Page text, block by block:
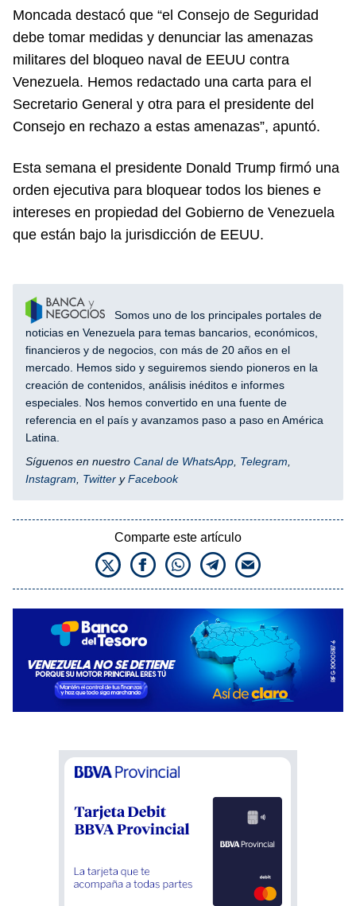
Moncada destacó que “el Consejo de Seguridad
debe tomar medidas y denunciar las amenazas
militares del bloqueo naval de EEUU contra
Venezuela. Hemos redactado una carta para el
Secretario General y otra para el presidente del
Consejo en rechazo a estas amenazas”, apuntó.
Esta semana el presidente Donald Trump firmó una
orden ejecutiva para bloquear todos los bienes e
intereses en propiedad del Gobierno de Venezuela
que están bajo la jurisdicción de EEUU.
Somos uno de los principales portales de
noticias en Venezuela para temas bancarios, económicos,
financieros y de negocios, con más de 20 años en el
mercado. Hemos sido y seguiremos siendo pioneros en la
creación de contenidos, análisis inéditos e informes
especiales. Nos hemos convertido en una fuente de
referencia en el país y avanzamos paso a paso en América
Latina.
Síguenos en nuestro Canal de WhatsApp Telegram
Instagram
Twitter yFacebook
Comparte este artículo